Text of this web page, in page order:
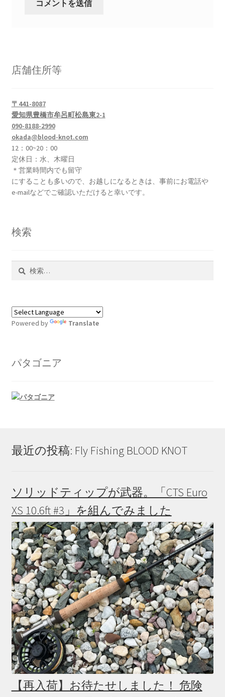
店舗住所等
〒441-8087
愛知県豊橋市牟呂町松島東2-1
090-8188-2990
okada@blood-knot.com
12：00~20：00
定休日：水、木曜日
＊営業時間内でも留守
にすることも多いので、お越しになるときは、事前にお電話や
e-mailなどでご確認いただけると幸いです。
検索
Powered by Translate
パタゴニア
最近の投稿: Fly Fishing BLOOD KNOT
ソリッドティップが武器。「CTS Euro
XS 10.6ft #3」を組んでみました
【再入荷】お待たせしました！ 危険